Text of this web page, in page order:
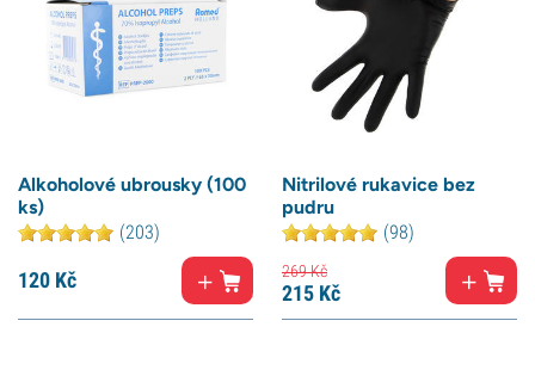
Alkoholové ubrousky (100
ks)
(203)
120 Kč
Nitrilové rukavice bez
pudru
(98)
269Kč
215 Kč